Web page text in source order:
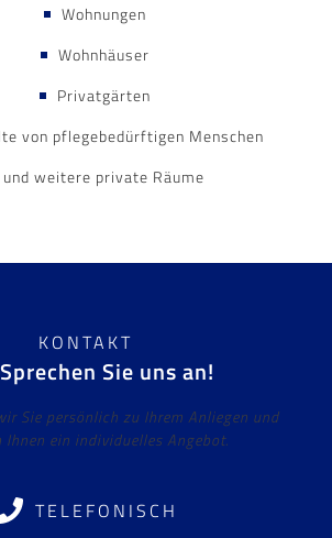
Wohnungen
Wohnhäuser
Privatgärten
von pflegebedürftigen Menschen
und weitere private Räume
KONTAKT
Sprechen Sie uns an!
Sie persönlich zu Ihrem Anliegen und
Ihnen ein individuelles Angebot.
TELEFONISCH